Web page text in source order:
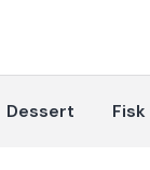
Dessert Fisk